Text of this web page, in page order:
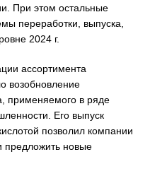
При этом остальные
переработки, выпуска,
2024 г.
ассортимента
возобновление
применяемого в ряде
Его выпуск
позволил компании
предложить новые